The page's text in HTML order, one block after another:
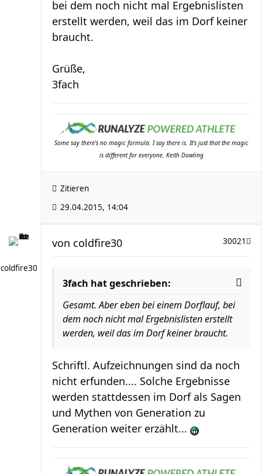
bei dem noch nicht mal Ergebnislisten
erstellt werden, weil das im Dorf keiner
braucht.
Grüße,
3fach
Some say there's no magic formula. I say there is. It's just that the magic
is different for everyone. Keith Dowling
Zitieren
29.04.2015, 14:04
coldfire30
30021
von coldfire30
3fach hat geschrieben:
Gesamt. Aber eben bei einem Dorflauf, bei
dem noch nicht mal Ergebnislisten erstellt
werden, weil das im Dorf keiner braucht.
Schriftl. Aufzeichnungen sind da noch
nicht erfunden.... Solche Ergebnisse
werden stattdessen im Dorf als Sagen
und Mythen von Generation zu
Generation weiter erzählt...